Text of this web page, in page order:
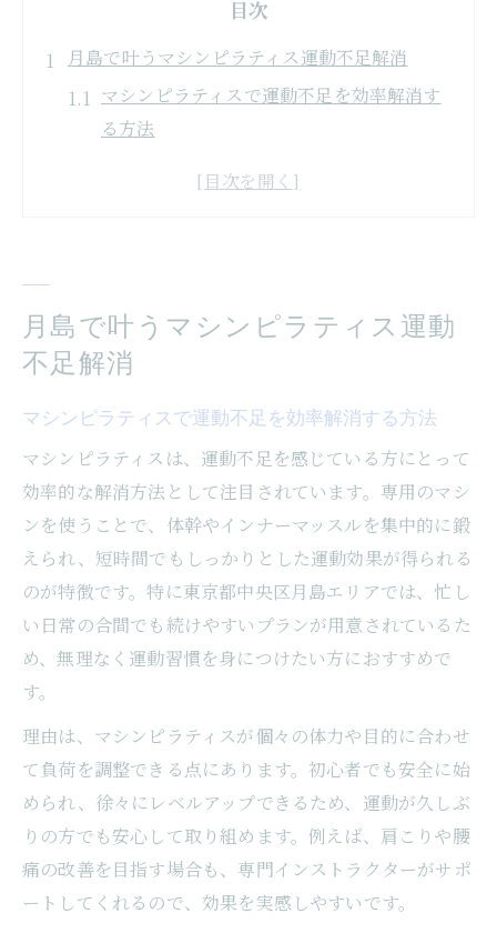
目次
月島で叶うマシンピラティス運動不足解消
マシンピラティスで運動不足を効率解消す
る方法
仕事帰りにも通えるマシンピラティスの魅
力
マシンピラティスが運動習慣化に役立つ理
由
柔軟性や姿勢美に効くピラティスの魅力
マシンピラティスで柔軟性と姿勢美を手に
入れる
姿勢改善に欠かせないマシンピラティスの
効果
ピラティスがインナーマッスル強化に与え
る影響
ィス活用術
マシンピラティスで背筋美人を目指すポイ
ント
マシンピラティスが女性の体へ与える変化
マシンピラティスで実感する体型変化とそ
の理由
月島で叶うマシンピラティス運動
不足解消
マシンピラティスで運動不足を効率解消する方法
マシンピラティスは、運動不足を感じている方にとって
効率的な解消方法として注目されています。専用のマシ
ンを使うことで、体幹やインナーマッスルを集中的に鍛
えられ、短時間でもしっかりとした運動効果が得られる
のが特徴です。特に東京都中央区月島エリアでは、忙し
い日常の合間でも続けやすいプランが用意されているた
め、無理なく運動習慣を身につけたい方におすすめで
す。
理由は、マシンピラティスが個々の体力や目的に合わせ
て負荷を調整できる点にあります。初心者でも安全に始
められ、徐々にレベルアップできるため、運動が久しぶ
りの方でも安心して取り組めます。例えば、肩こりや腰
痛の改善を目指す場合も、専門インストラクターがサポ
ートしてくれるので、効果を実感しやすいです。